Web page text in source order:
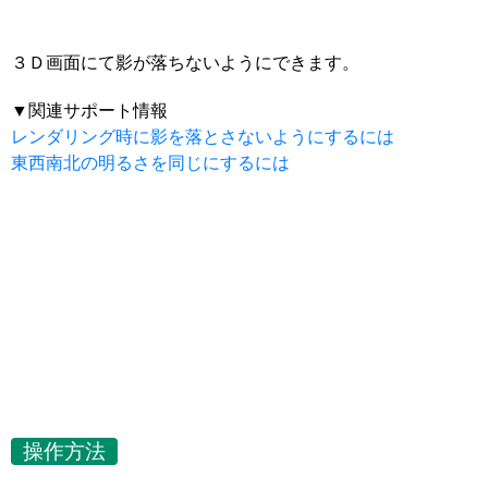
３Ｄ画面にて影が落ちないようにできます。
▼関連サポート情報
レンダリング時に影を落とさないようにするには
東西南北の明るさを同じにするには
操作方法